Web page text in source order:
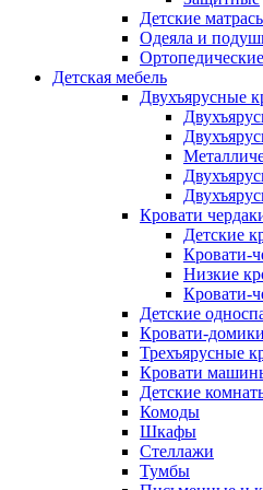
Детские
Одеяла и
Детская мебель
Двухъярусные
Кровати
Детские
Кровати-
Низкие
Кровати-
Детские
Кровати-домики
Трехъярусные
Кровати
Детские
Комоды
Шкафы
Стеллажи
Тумбы